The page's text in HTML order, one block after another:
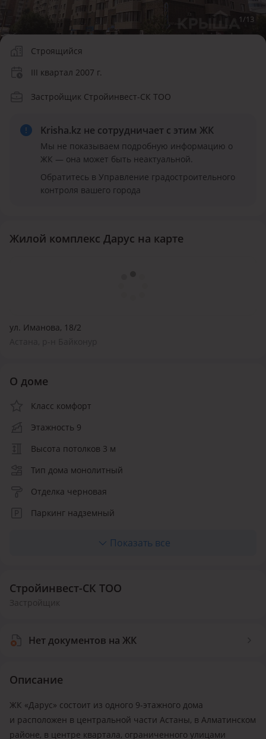
1/13
Строящийся
III квартал 2007 г.
Застройщик Стройинвест-СК ТОО
Krisha.kz не сотрудничает с этим ЖК
Мы не показываем подробную информацию о
ЖК — она может быть неактуальной.
Обратитесь в Управление градостроительного
контроля вашего города
Жилой комплекс Дарус на карте
ул. Иманова, 18/2
О доме
Класс комфорт
Этажность 9
Высота потолков 3 м
Тип дома монолитный
Отделка черновая
Паркинг надземный
Показать все
Стройинвест-СК ТОО
Застройщик
Нет документов на ЖК
Описание
ЖК «Дарус» состоит из одного 9-этажного дома
и расположен в центральной части Астаны, в Алматинском
районе, в центре квартала, ограниченного улицами